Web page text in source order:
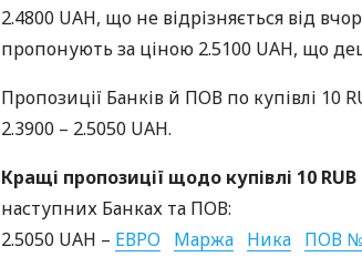
2.4800 UAH, що не відрізняється від
пропонують за ціною 2.5100 UAH, що
Пропозиції Банків й ПОВ по купівлі 10
2.3900 – 2.5050 UAH.
Кращі пропозиції щодо купівлі 10 RUB
наступних Банках та ПОВ:
2.5050 UAH – ЕВРО Маржа Ника ПОВ